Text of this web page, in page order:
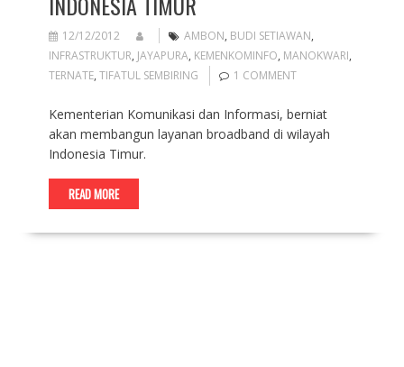
12/12/2012 AMBON, BUDI SETIAWAN,
INFRASTRUKTUR, JAYAPURA, KEMENKOMINFO, MANOKWARI,
TERNATE, TIFATUL SEMBIRING 1 COMMENT
Kementerian Komunikasi dan Informasi, berniat
akan membangun layanan broadband di wilayah
Indonesia Timur.
READ MORE